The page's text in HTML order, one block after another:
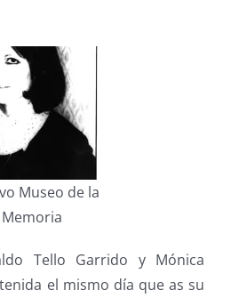
Museo de la
Memoria
Tello Garrido y Mónica
el mismo día que as su